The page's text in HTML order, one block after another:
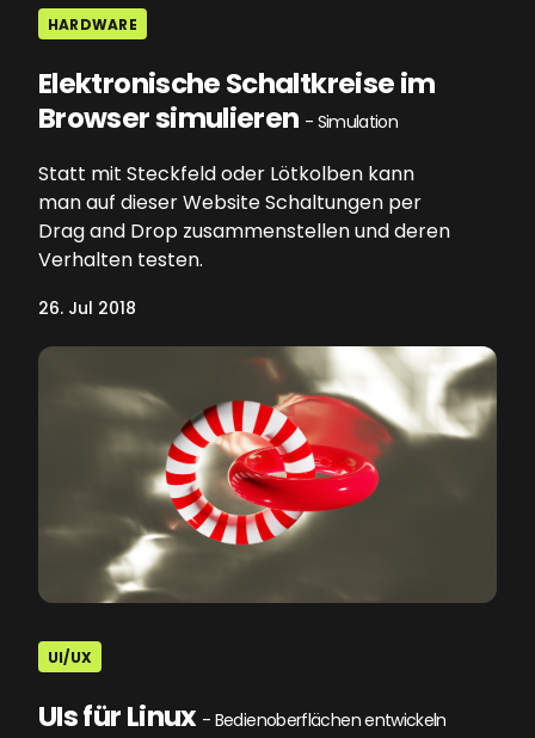
HARDWARE
Elektronische Schaltkreise im
Browser simulieren - Simulation
Statt mit Steckfeld oder Lötkolben kann
man auf dieser Website Schaltungen per
Drag and Drop zusammenstellen und deren
Verhalten testen.
26. Jul 2018
UI/UX
UIs für Linux - Bedienoberflächen entwickeln